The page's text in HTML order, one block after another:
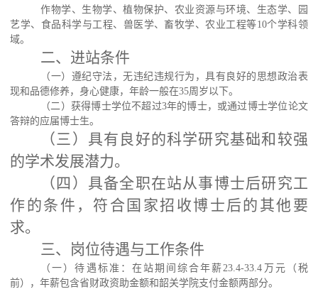
作物学、生物学、植物保护、农业资源与环境、生态学、园
艺学、食品科学与工程、兽医学、畜牧学、农业工程等10个学科领
域。
二、进站条件
（一）遵纪守法，无违纪违规行为，具有良好的思想政治表
现和品德修养，身心健康，年龄一般在35周岁以下。
（二）获得博士学位不超过3年的博士，或通过博士学位论文
答辩的应届博士生。
（三）具有良好的科学研究基础和较强
的学术发展潜力。
（四）具备全职在站从事博士后研究工
作的条件，符合国家招收博士后的其他要
求。
三、岗位待遇与工作条件
（一）待遇标准：在站期间综合年薪23.4-33.4万元（税
前），年薪包含省财政资助金额和韶关学院支付金额两部分。